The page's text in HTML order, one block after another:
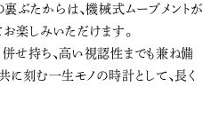
裏ぶたからは、機械式ムーブメントが
楽しみいただけます。
せ持ち、高い視認性までも兼ね備
に刻む一生モノの時計として、長く